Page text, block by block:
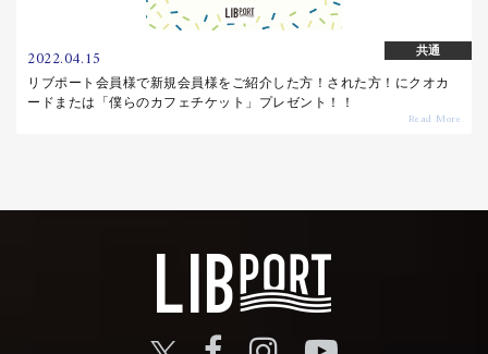
共通
2022.04.15
リブポート会員様で新規会員様をご紹介した方！された方！にクオカ
ードまたは「僕らのカフェチケット」プレゼント！！